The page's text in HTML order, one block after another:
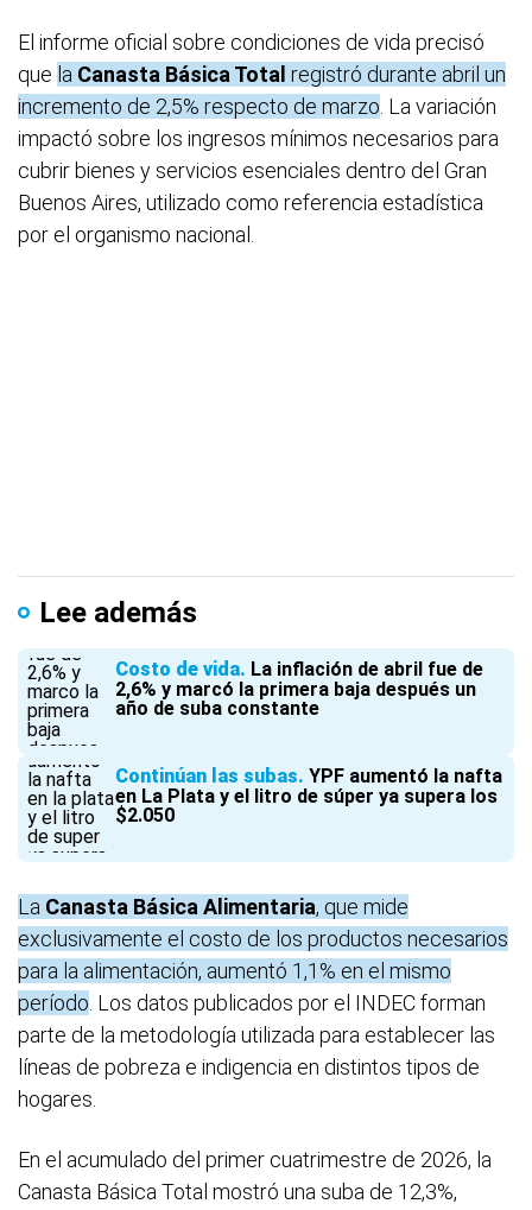
El informe oficial sobre condiciones de vida precisó
que la Canasta Básica Total registró durante abril un
incremento de 2,5% respecto de marzo . La variación
impactó sobre los ingresos mínimos necesarios para
cubrir bienes y servicios esenciales dentro del Gran
Buenos Aires, utilizado como referencia estadística
por el organismo nacional.
Lee además
Costo de vida La inflación de abril fue de
2,6% y marcó la primera baja después un
año de suba constante
Continúan las subas YPF aumentó la nafta
en La Plata y el litro de súper ya supera los
$2.050
La Canasta Básica Alimentaria, que mide
exclusivamente el costo de los productos necesarios
para la alimentación, aumentó 1,1% en el mismo
período . Los datos publicados por el INDEC forman
parte de la metodología utilizada para establecer las
líneas de pobreza e indigencia en distintos tipos de
hogares.
En el acumulado del primer cuatrimestre de 2026, la
Canasta Básica Total mostró una suba de 12,3%,